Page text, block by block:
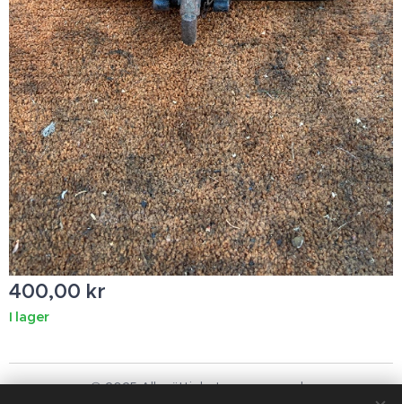
400,00 kr
I lager
© 2025 Alla rättigheter reserverade